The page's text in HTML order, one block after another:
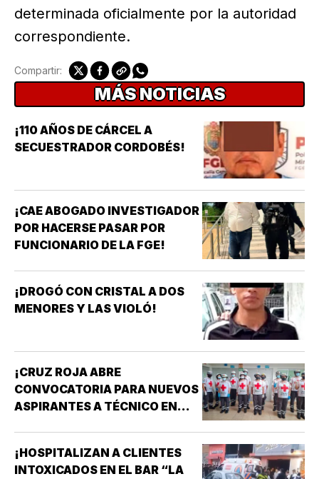
determinada oficialmente por la autoridad
correspondiente.
Compartir:
MÁS NOTICIAS
¡110 AÑOS DE CÁRCEL A
SECUESTRADOR CORDOBÉS!
¡CAE ABOGADO INVESTIGADOR
POR HACERSE PASAR POR
FUNCIONARIO DE LA FGE!
¡DROGÓ CON CRISTAL A DOS
MENORES Y LAS VIOLÓ!
¡CRUZ ROJA ABRE
CONVOCATORIA PARA NUEVOS
ASPIRANTES A TÉCNICO EN
¡HOSPITALIZAN A CLIENTES
INTOXICADOS EN EL BAR “LA